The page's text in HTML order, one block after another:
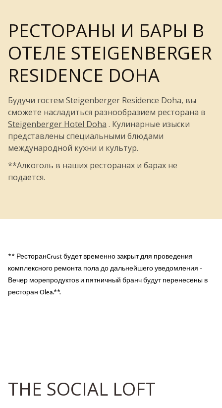
РЕСТОРАНЫ И БАРЫ В
ОТЕЛЕ STEIGENBERGER
RESIDENCE DOHA
Будучи гостем Steigenberger Residence Doha, вы
сможете насладиться разнообразием ресторана в
Steigenberger Hotel Doha . Кулинарные изыски
представлены специальными блюдами
международной кухни и культур.
**Алкоголь в наших ресторанах и барах не
подается.
** РесторанCrust будет временно закрыт для проведения
комплексного ремонта пола до дальнейшего уведомления -
Вечер морепродуктов и пятничный бранч будут перенесены в
ресторан Olea.**.
THE SOCIAL LOFT